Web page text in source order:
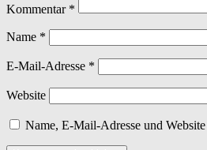
Kommentar *
Name *
E-Mail-Adresse *
Website
Name, E-Mail-Adresse und